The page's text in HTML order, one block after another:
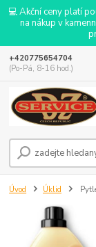
💻 Akční ceny platí
na nákup v
+420775654704
(Po-Pá, 8-16 hod.)
Úvod Úklid